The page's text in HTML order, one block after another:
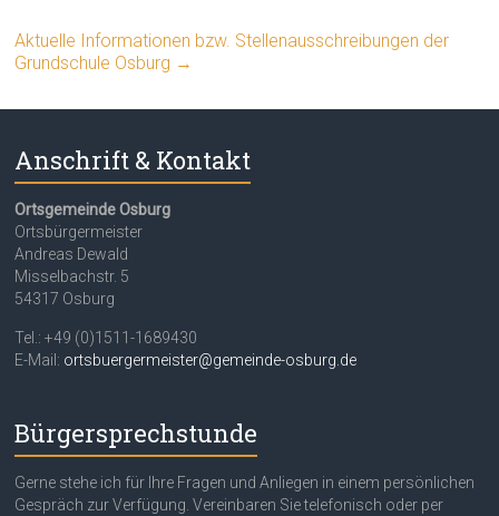
Aktuelle Informationen bzw. Stellenausschreibungen der
Grundschule Osburg →
Anschrift & Kontakt
Ortsgemeinde Osburg
Ortsbürgermeister
Andreas Dewald
Misselbachstr. 5
54317 Osburg
Tel.: +49 (0)1511-1689430
E-Mail: ortsbuergermeister@gemeinde-osburg.de
Bürgersprechstunde
Gerne stehe ich für Ihre Fragen und Anliegen in einem persönlichen
Gespräch zur Verfügung. Vereinbaren Sie telefonisch oder per